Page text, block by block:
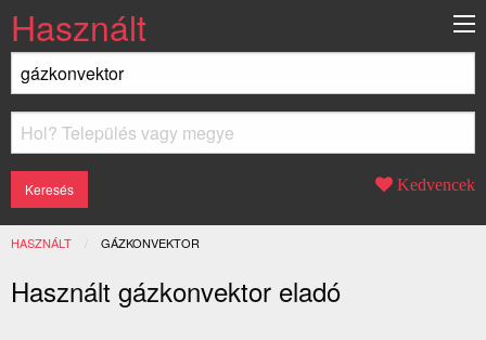
Használt
Kedvencek
HASZNÁLT JELENLEGI:
GÁZKONVEKTOR
Használt gázkonvektor eladó